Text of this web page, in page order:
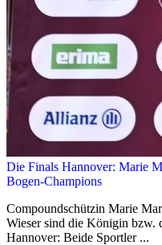
Die Finals Hannover: Marie
Bogen-Champions
Compoundschützin Marie
Wieser sind die Königin bzw.
Hannover: Beide Sportler ...